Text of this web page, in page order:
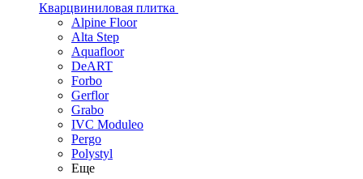
Кварцвиниловая плитка
Alpine Floor
Alta Step
Aquafloor
DeART
Forbo
Gerflor
Grabo
IVC Moduleo
Pergo
Polystyl
Еще